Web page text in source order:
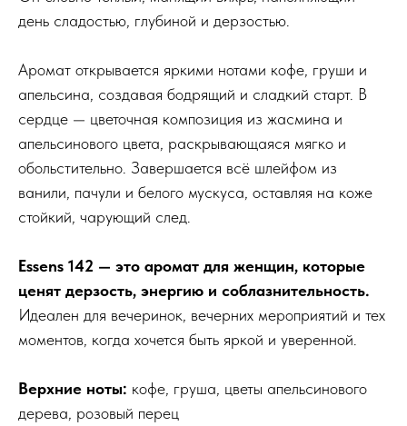
день сладостью, глубиной и дерзостью.
Аромат открывается яркими нотами кофе, груши и
апельсина, создавая бодрящий и сладкий старт. В
сердце — цветочная композиция из жасмина и
апельсинового цвета, раскрывающаяся мягко и
обольстительно. Завершается всё шлейфом из
ванили, пачули и белого мускуса, оставляя на коже
стойкий, чарующий след.
Essens 142 — это аромат для женщин, которые
ценят дерзость, энергию и соблазнительность.
Идеален для вечеринок, вечерних мероприятий и тех
моментов, когда хочется быть яркой и уверенной.
Верхние ноты: кофе, груша, цветы апельсинового
дерева, розовый перец